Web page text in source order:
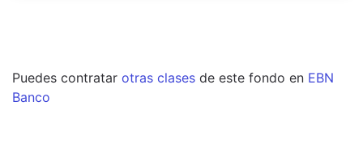
Puedes contratar otras clases de este fondo en EBN
Banco